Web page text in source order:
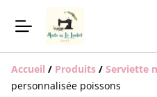
Accueil / Produits / Serviette
personnalisée poissons